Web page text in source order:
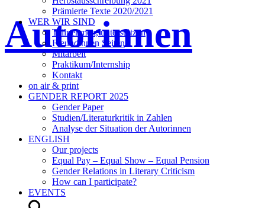
Autorinnen
Prämierte Texte 2020/2021
WER WIR SIND
Teilnehmen, unterstützen
Freundinnen Seiten
Mitarbeit
Praktikum/Internship
Kontakt
on air & print
GENDER REPORT 2025
Gender Paper
Studien/Literaturkritik in Zahlen
Analyse der Situation der Autorinnen
ENGLISH
Our projects
Equal Pay – Equal Show – Equal Pension
Gender Relations in Literary Criticism
How can I participate?
EVENTS